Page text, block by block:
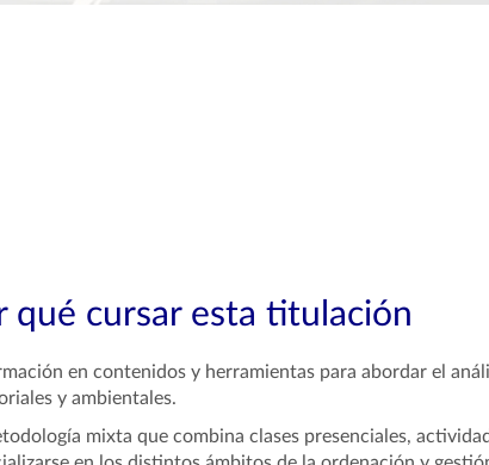
qué cursar esta titulación
en contenidos y herramientas para abordar el
y ambientales.
mixta que combina clases presenciales,